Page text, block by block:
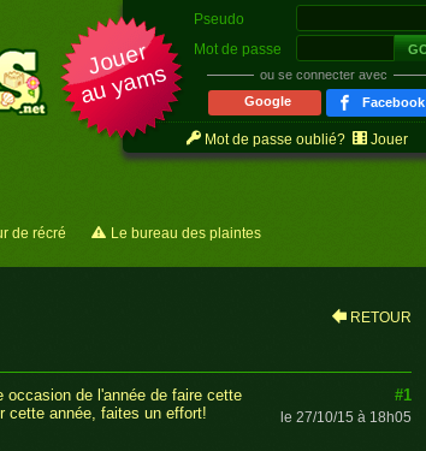
Jouer
au yams
Pseudo
Mot de passe
ou se connecter avec
Google
Facebook
Mot de passe oublié? Jouer
de récré Le bureau des plaintes
RETOUR
de l'année de faire cette
cette année, faites un effort!
#1
le 27/10/15 à 18h05